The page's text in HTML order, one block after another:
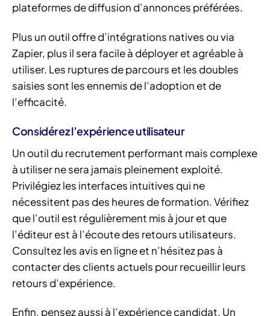
plateformes de diffusion d’annonces préférées.
Plus un outil offre d’intégrations natives ou via
Zapier, plus il sera facile à déployer et agréable à
utiliser. Les ruptures de parcours et les doubles
saisies sont les ennemis de l’adoption et de
l’efficacité.
Considérez l’expérience utilisateur
Un outil du recrutement performant mais complexe
à utiliser ne sera jamais pleinement exploité.
Privilégiez les interfaces intuitives qui ne
nécessitent pas des heures de formation. Vérifiez
que l’outil est régulièrement mis à jour et que
l’éditeur est à l’écoute des retours utilisateurs.
Consultez les avis en ligne et n’hésitez pas à
contacter des clients actuels pour recueillir leurs
retours d’expérience.
Enfin, pensez aussi à l’expérience candidat. Un